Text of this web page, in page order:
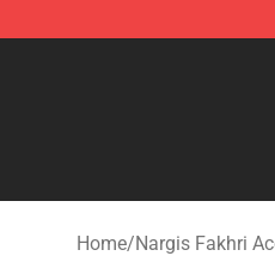
Home/Nargis Fakhri